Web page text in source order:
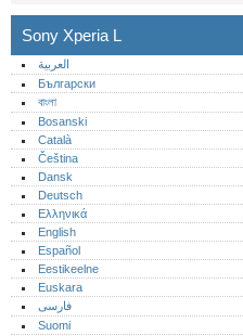
Sony Xperia L
العربية
Български
বাংলা
Bosanski
Català
Čeština
Dansk
Deutsch
Ελληνικά
English
Español
Eestikeelne
Euskara
فارسی
Suomi